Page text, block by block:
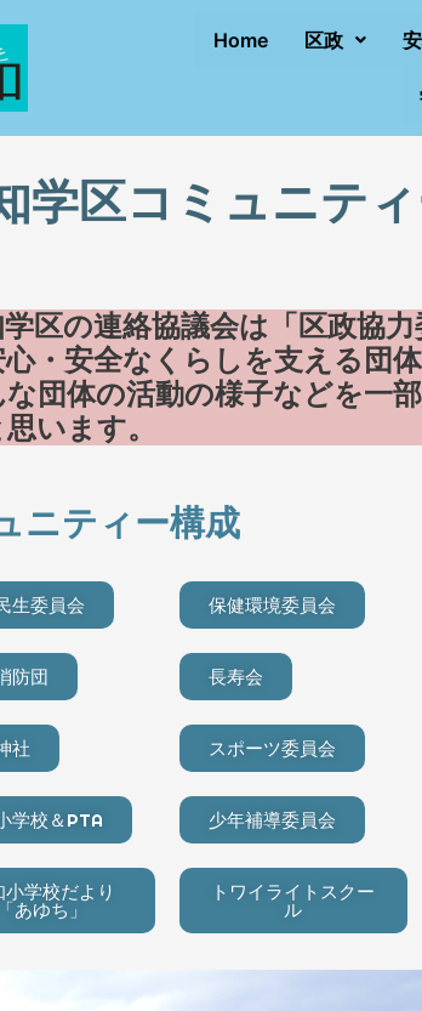
Home 区政
学区コミュニテ
区の連絡協議会は「区政協
・安全なくらしを支える団
な団体の活動の様子などを一
います。
ニティー構成
生委員会 保健環境委員会
防団 長寿会
社 スポーツ委員会
学校＆PTA
小学校だより
「あゆち」
少年補導委員会
トワイライトスクー
ル